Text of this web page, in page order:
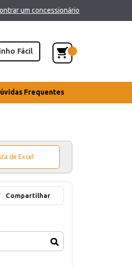
um concessionário
Fácil
Frequentes
de Excel
Compartilhar